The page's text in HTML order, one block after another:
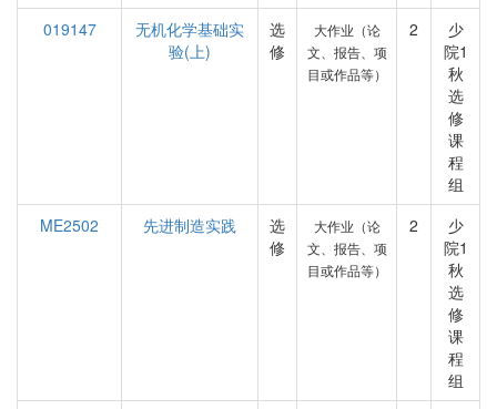
019147
无机化学基础实
验(上)
选
修
大作业（论
文、报告、项
目或作品等）
2
少
院1
秋
选
修
课
程
组
ME2502
先进制造实践
选
修
大作业（论
文、报告、项
目或作品等）
2
少
院1
秋
选
修
课
程
组